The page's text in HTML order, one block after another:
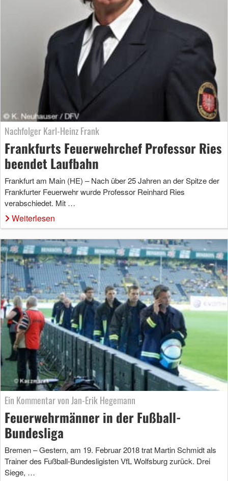
Nachfolger Karl-Heinz Frank
Frankfurts Feuerwehrchef Professor Ries
beendet Laufbahn
Frankfurt am Main (HE) – Nach über 25 Jahren an der Spitze der
Frankfurter Feuerwehr wurde Professor Reinhard Ries
verabschiedet. Mit …
Weiterlesen
Ein Kommentar von Jan-Erik Hegemann
Feuerwehrmänner in der Fußball-
Bundesliga
Bremen – Gestern, am 19. Februar 2018 trat Martin Schmidt als
Trainer des Fußball-Bundesligisten VfL Wolfsburg zurück. Drei
Siege, …